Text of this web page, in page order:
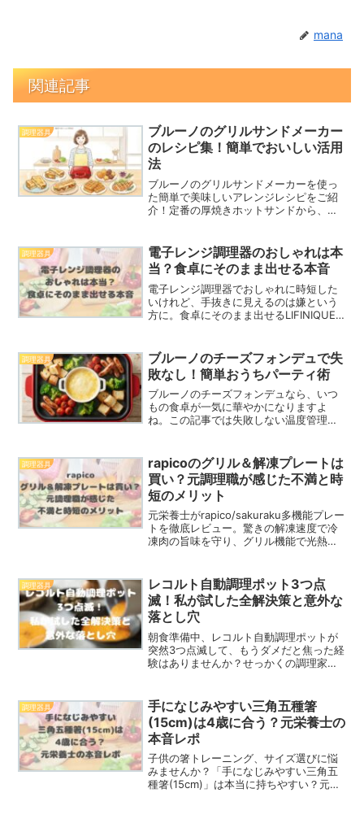
mana
関連記事
調理器具
ブルーノのグリルサンドメーカー
のレシピ集！簡単でおいしい活用
法
ブルーノのグリルサンドメーカーを使っ
た簡単で美味しいアレンジレシピをご紹
介！定番の厚焼きホットサンドから、グ
く解説します。ブルーノのグリルサンド
メーカーで料理を楽しみましょう。
調理器具
電子レンジ調理器のおしゃれは本
当？食卓にそのまま出せる本音
電子レンジ調理器でおしゃれに時短した
いけれど、手抜きに見えるのは嫌という
方に。食卓にそのまま出せるLIFINIQUE
かない人を解説します。
調理器具
ブルーノのチーズフォンデュで失
敗なし！簡単おうちパーティ術
ブルーノのチーズフォンデュなら、いつ
もの食卓が一気に華やかになりますよ
ね。この記事では失敗しない温度管理や
なく紹介します。
調理器具
rapicoのグリル＆解凍プレートは
買い？元調理職が感じた不満と時
短のメリット
元栄養士がrapico/sakuraku多機能プレー
トを徹底レビュー。驚きの解凍速度で冷
凍肉の旨味を守り、グリル機能で光熱費
卓へ。
調理器具
レコルト自動調理ポット3つ点
滅！私が試した全解決策と意外な
落とし穴
朝食準備中、レコルト自動調理ポットが
突然3つ点滅して、もうダメだと焦った経
験はありませんか？せっかくの調理家電
く分かります。この記事では、私が実際
に「3つ点滅」に遭遇した...
調理器具
手になじみやすい三角五種箸
(15cm)は4歳に合う？元栄養士の
本音レポ
子供の箸トレーニング、サイズ選びに悩
みませんか？「手になじみやすい三角五
種箸(15cm)」は本当に持ちやすい？元栄